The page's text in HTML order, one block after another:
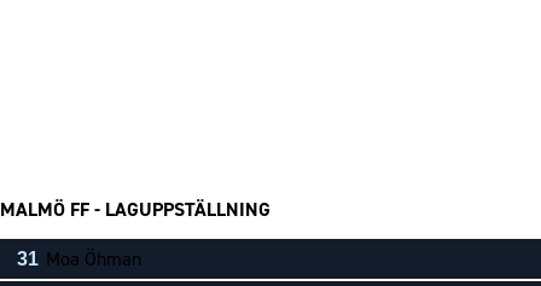
MALMÖ FF - LAGUPPSTÄLLNING
31 Moa Öhman